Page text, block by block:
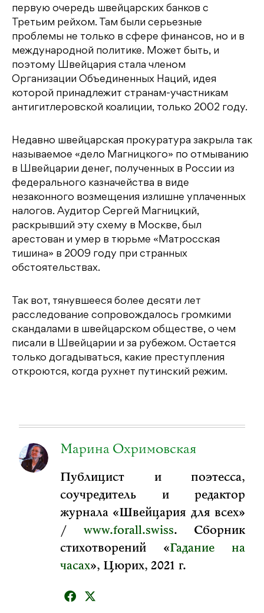
первую очередь швейцарских банков с
Третьим рейхом. Там были серьезные
проблемы не только в сфере финансов, но и в
международной политике. Может быть, и
поэтому Швейцария стала членом
Организации Объединенных Наций, идея
которой принадлежит странам-участникам
антигитлеровской коалиции, только 2002 году.
Недавно швейцарская прокуратура закрыла так
называемое «дело Магницкого» по отмыванию
в Швейцарии денег, полученных в России из
федерального казначейства в виде
незаконного возмещения излишне уплаченных
налогов. Аудитор Сергей Магницкий,
раскрывший эту схему в Москве, был
арестован и умер в тюрьме «Матросская
тишина» в 2009 году при странных
обстоятельствах.
Так вот, тянувшееся более десяти лет
расследование сопровождалось громкими
скандалами в швейцарском обществе, о чем
писали в Швейцарии и за рубежом. Остается
только догадываться, какие преступления
откроются, когда рухнет путинский режим.
Марина Охримовская
Публицист и поэтесса,
соучредитель и редактор
журнала «Швейцария для всех»
/ www.forall.swiss. Сборник
стихотворений «Гадание на
часах», Цюрих, 2021 г.